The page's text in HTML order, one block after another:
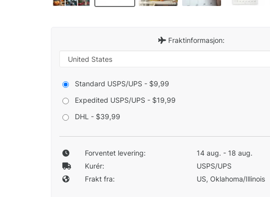
Fraktinformasjon:
Standard USPS/UPS - $9,99
Expedited USPS/UPS - $19,99
DHL - $39,99
Forventet levering:
14 aug. - 18 aug.
Kurér:
USPS/UPS
Frakt fra:
US, Oklahoma/Illinois